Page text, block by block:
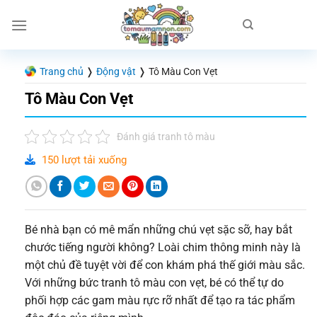
đến
Trang chủ ❭ Động vật ❭ Tô Màu Con Vẹt
Tô Màu Con Vẹt
Đánh giá tranh tô màu
150 lượt tải xuống
Bé nhà bạn có mê mẩn những chú vẹt sặc sỡ, hay bắt
chước tiếng người không? Loài chim thông minh này là
một chủ đề tuyệt vời để con khám phá thế giới màu sắc.
Với những bức tranh tô màu con vẹt, bé có thể tự do
phối hợp các gam màu rực rỡ nhất để tạo ra tác phẩm